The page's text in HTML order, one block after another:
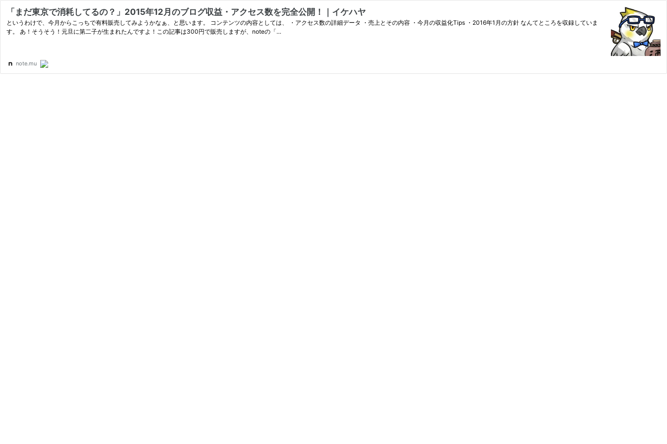
「まだ東京で消耗してるの？」2015年12月のブログ収益・アクセス数を完全公開！｜イケハヤ
というわけで、今月からこっちで有料販売してみようかなぁ、と思います。 コンテンツの内容としては、 ・アクセス数の詳細データ ・売上とその内容 ・今月の収益化Tips ・2016年1月の方針 なんてところを収録していま
す。 あ！そうそう！元旦に第二子が生まれたんですよ！この記事は300円で販売しますが、noteの「…
note.mu